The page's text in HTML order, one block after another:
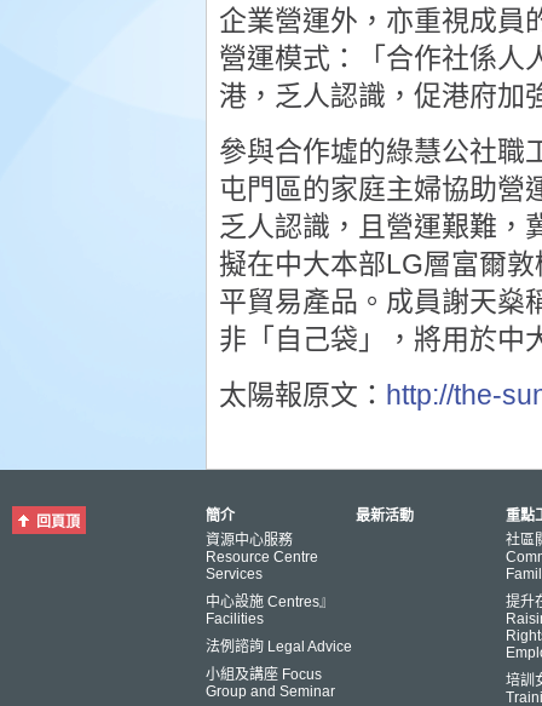
企業營運外，亦重視成員
營運模式：「合作社係人
港，乏人認識，促港府加
參與合作墟的綠慧公社職
屯門區的家庭主婦協助營
乏人認識，且營運艱難，
擬在中大本部LG層富爾
平貿易產品。成員謝天燊
非「自己袋」，將用於中
太陽報原文： http://the-
回頁頂
簡介
資源中心服務
Resource Centre
Services
中心設施 Centres』
Facilities
法例諮詢 Legal Advice
小組及講座 Focus
Group and Seminar
最新活動
重點
社區
提升
培訓